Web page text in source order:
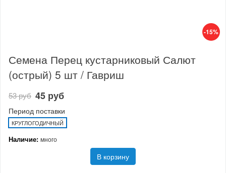
-15%
Семена Перец кустарниковый Салют
(острый) 5 шт / Гавриш
53 руб 45 руб
Период поставки
КРУГЛОГОДИЧНЫЙ
Наличие: много
В корзину